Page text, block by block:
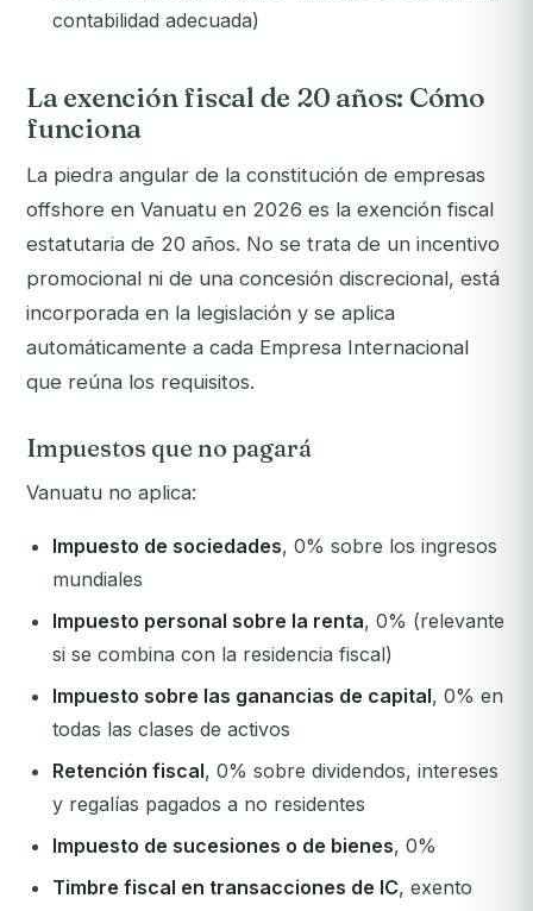
contabilidad adecuada)
La exención fiscal de 20 años: Cómo
funciona
La piedra angular de la constitución de empresas
offshore en Vanuatu en 2026 es la exención fiscal
estatutaria de 20 años. No se trata de un incentivo
promocional ni de una concesión discrecional, está
incorporada en la legislación y se aplica
automáticamente a cada Empresa Internacional
que reúna los requisitos.
Impuestos que no pagará
Vanuatu no aplica:
Impuesto de sociedades, 0% sobre los ingresos
mundiales
Impuesto personal sobre la renta, 0% (relevante
si se combina con la residencia fiscal)
Impuesto sobre las ganancias de capital, 0% en
todas las clases de activos
Retención fiscal, 0% sobre dividendos, intereses
y regalías pagados a no residentes
Impuesto de sucesiones o de bienes, 0%
Timbre fiscal en transacciones de IC, exento